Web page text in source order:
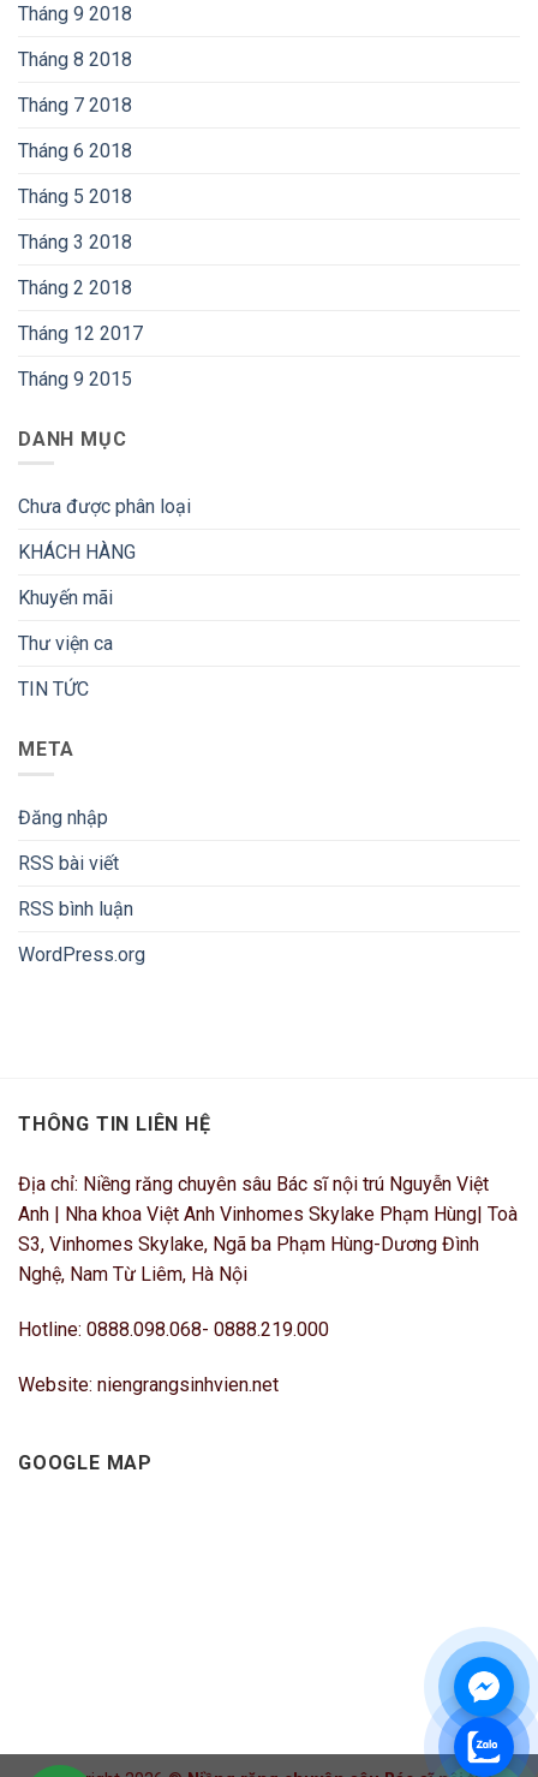
Tháng 9 2018
Tháng 8 2018
Tháng 7 2018
Tháng 6 2018
Tháng 5 2018
Tháng 3 2018
Tháng 2 2018
Tháng 12 2017
Tháng 9 2015
DANH MỤC
Chưa được phân loại
KHÁCH HÀNG
Khuyến mãi
Thư viện ca
TIN TỨC
META
Đăng nhập
RSS bài viết
RSS bình luận
WordPress.org
THÔNG TIN LIÊN HỆ
Địa chỉ: Niềng răng chuyên sâu Bác sĩ nội trú Nguyễn Việt
Anh | Nha khoa Việt Anh Vinhomes Skylake Phạm Hùng| Toà
S3, Vinhomes Skylake, Ngã ba Phạm Hùng-Dương Đình
Nghệ, Nam Từ Liêm, Hà Nội
Hotline: 0888.098.068- 0888.219.000
Website: niengrangsinhvien.net
GOOGLE MAP